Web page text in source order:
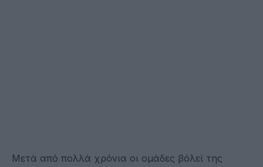
Μετά από πολλά χρόνια οι ομάδες βόλεϊ της